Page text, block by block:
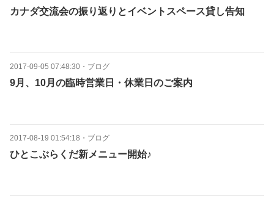
カナダ交流会の振り返りとイベントスペース貸し告知
2017-09-05 07:48:30 ・ ブログ
9月、10月の臨時営業日・休業日のご案内
2017-08-19 01:54:18 ・ ブログ
ひとこぶらくだ新メニュー開始♪